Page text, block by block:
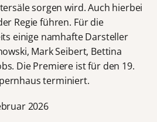
sorgen wird. Auch hierbei
Regie führen. Für die
einige namhafte Darsteller
Mark Seibert, Bettina
Die Premiere ist für den 19.
terminiert.
2026